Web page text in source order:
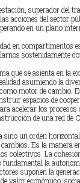
superador del
acciones del sector
en un plano
en compartimentos
sostenidamente
que se asienta en la
asumiendo la
motor de cambio.
espacios de
acelerar los
de una red de
un orden
Es la manera
colectivos. La
la
suponen la
valor económico,